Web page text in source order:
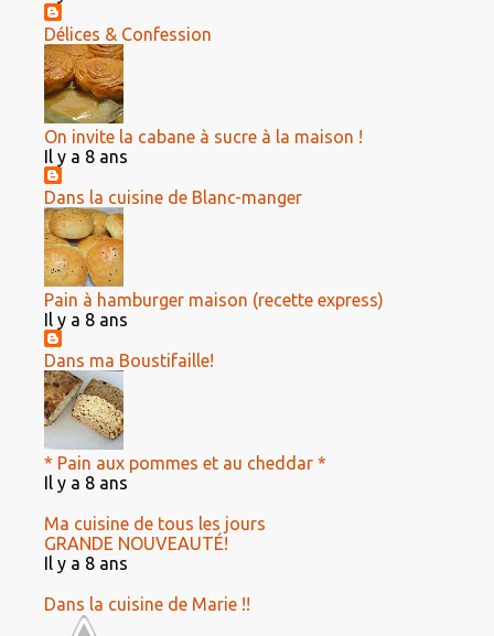
Délices & Confession
On invite la cabane à sucre à la maison !
Il y a 8 ans
Dans la cuisine de Blanc-manger
Pain à hamburger maison (recette express)
Il y a 8 ans
Dans ma Boustifaille!
* Pain aux pommes et au cheddar *
Il y a 8 ans
Ma cuisine de tous les jours
GRANDE NOUVEAUTÉ!
Il y a 8 ans
Dans la cuisine de Marie !!